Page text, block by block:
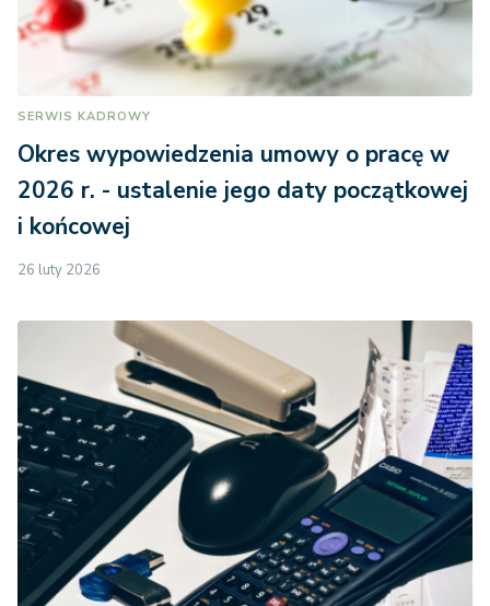
SERWIS KADROWY
Okres wypowiedzenia umowy o pracę w
2026 r. - ustalenie jego daty początkowej
i końcowej
26 luty 2026